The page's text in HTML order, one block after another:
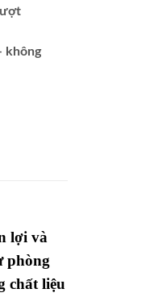
không
lợi và
phòng
chất liệu